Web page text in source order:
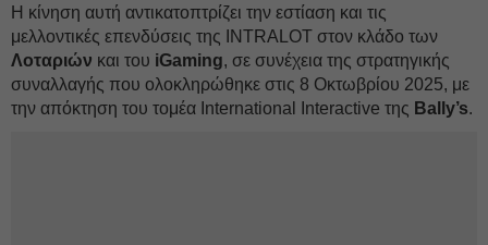
Η κίνηση αυτή αντικατοπτρίζει την εστίαση και τις
μελλοντικές επενδύσεις της INTRALOT στον κλάδο των
Λοταριών και του iGaming, σε συνέχεια της στρατηγικής
συναλλαγής που ολοκληρώθηκε στις 8 Οκτωβρίου 2025, με
την απόκτηση του τομέα International Interactive της Bally’s.